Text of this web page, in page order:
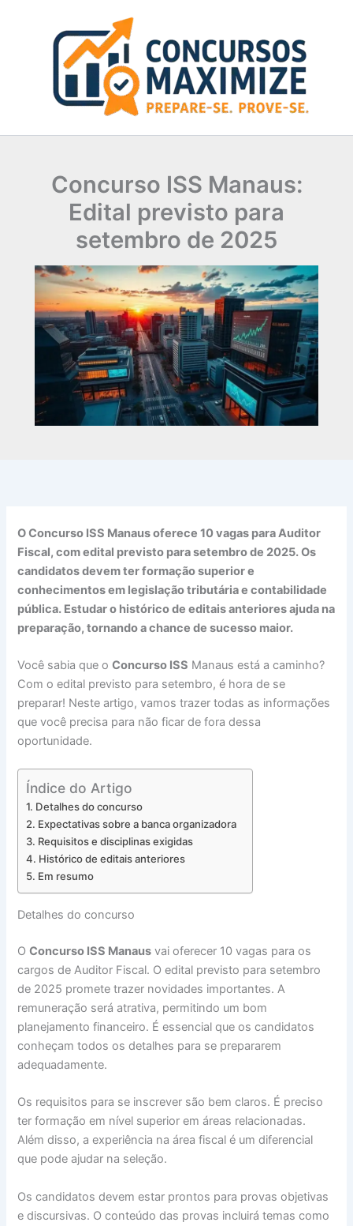
Concurso ISS Manaus:
Edital previsto para
setembro de 2025
O Concurso ISS Manaus oferece 10 vagas para Auditor
Fiscal, com edital previsto para setembro de 2025. Os
candidatos devem ter formação superior e
conhecimentos em legislação tributária e contabilidade
pública. Estudar o histórico de editais anteriores ajuda na
preparação, tornando a chance de sucesso maior.
Você sabia que oConcurso ISS Manaus está a caminho?
Com o edital previsto para setembro, é hora de se
preparar! Neste artigo, vamos trazer todas as informações
que você precisa para não ficar de fora dessa
oportunidade.
Índice do Artigo
Detalhes do concurso
Expectativas sobre a banca organizadora
Requisitos e disciplinas exigidas
Histórico de editais anteriores
Em resumo
Detalhes do concurso
OConcurso ISS Manaus vai oferecer 10 vagas para os
cargos de Auditor Fiscal. O edital previsto para setembro
de 2025 promete trazer novidades importantes. A
remuneração será atrativa, permitindo um bom
planejamento financeiro. É essencial que os candidatos
conheçam todos os detalhes para se prepararem
adequadamente.
Os requisitos para se inscrever são bem claros. É preciso
ter formação em nível superior em áreas relacionadas.
Além disso, a experiência na área fiscal é um diferencial
que pode ajudar na seleção.
Os candidatos devem estar prontos para provas objetivas
e discursivas. O conteúdo das provas incluirá temas como